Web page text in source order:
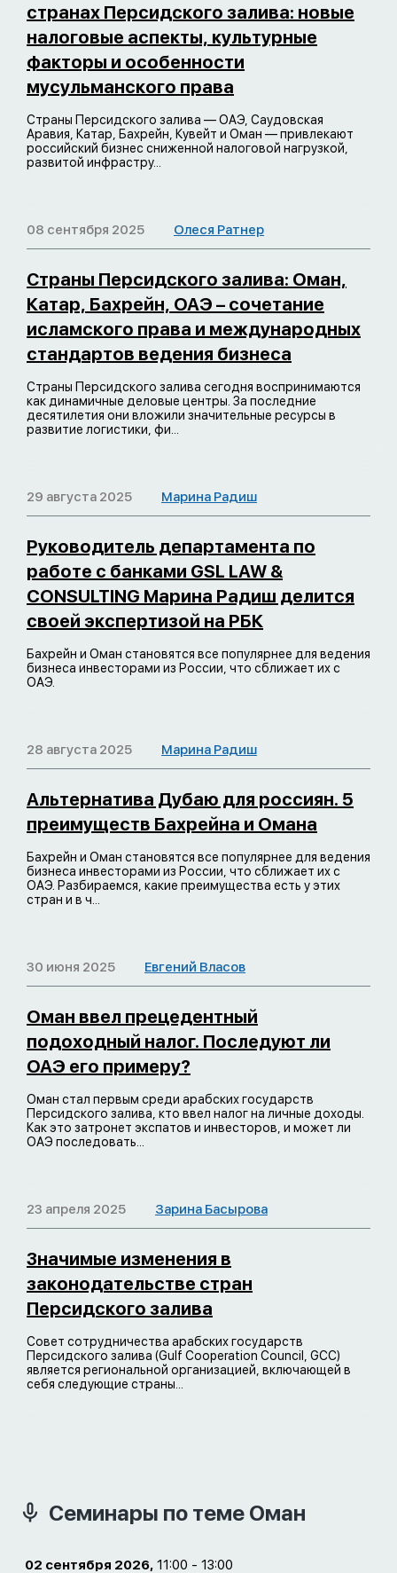
странах Персидского залива: новые
налоговые аспекты, культурные
факторы и особенности
мусульманского права
Страны Персидского залива — ОАЭ, Саудовская
Аравия, Катар, Бахрейн, Кувейт и Оман — привлекают
российский бизнес сниженной налоговой нагрузкой,
развитой инфрастру...
08 сентября 2025 Олеся Ратнер
Страны Персидского залива: Оман,
Катар, Бахрейн, ОАЭ – сочетание
исламского права и международных
стандартов ведения бизнеса
Страны Персидского залива сегодня воспринимаются
как динамичные деловые центры. За последние
десятилетия они вложили значительные ресурсы в
развитие логистики, фи...
29 августа 2025 Марина Радиш
Руководитель департамента по
работе с банками GSL LAW &
CONSULTING Марина Радиш делится
своей экспертизой на РБК
Бахрейн и Оман становятся все популярнее для ведения
бизнеса инвесторами из России, что сближает их с
ОАЭ.
28 августа 2025 Марина Радиш
Альтернатива Дубаю для россиян. 5
преимуществ Бахрейна и Омана
Бахрейн и Оман становятся все популярнее для ведения
бизнеса инвесторами из России, что сближает их с
ОАЭ. Разбираемся, какие преимущества есть у этих
стран и в ч...
30 июня 2025 Евгений Власов
Оман ввел прецедентный
подоходный налог. Последуют ли
ОАЭ его примеру?
Оман стал первым среди арабских государств
Персидского залива, кто ввел налог на личные доходы.
Как это затронет экспатов и инвесторов, и может ли
ОАЭ последовать...
23 апреля 2025 Зарина Басырова
Значимые изменения в
законодательстве стран
Персидского залива
Совет сотрудничества арабских государств
Персидского залива (Gulf Cooperation Council, GCC)
является региональной организацией, включающей в
себя следующие страны...
Семинары по теме Оман
02 сентября 2026, 11:00 - 13:00